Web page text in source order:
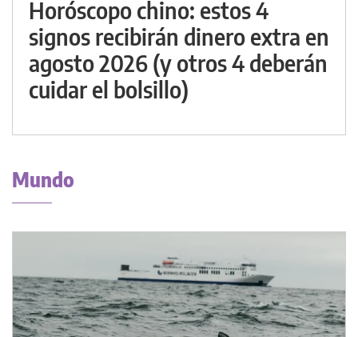
Horóscopo chino: estos 4
signos recibirán dinero extra en
agosto 2026 (y otros 4 deberán
cuidar el bolsillo)
Mundo